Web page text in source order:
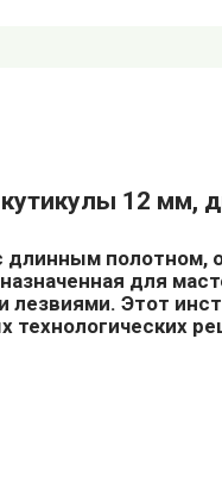
12 мм,
полотном,
для
Этот
технологических